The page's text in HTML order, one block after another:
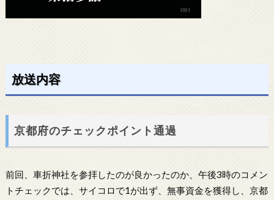
放送内容
京都府のチェックポイント通過
前回、車折神社を参拝したのが良かったのか、午後3時のコメン
トチェックでは、サイコロで1が出ず、無事資金を獲得し、京都